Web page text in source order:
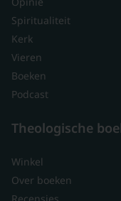
Spiritualiteit
Kerk
Vieren
Boeken
Podcast
Theologische
Winkel
Over boeken